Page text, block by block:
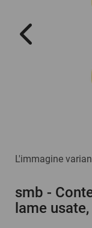
L'immagine
smb -
lame